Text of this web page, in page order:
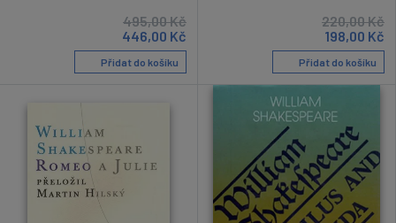
495,00Kč
446,00 Kč
Přidat do košíku
220,00Kč
198,00 Kč
Přidat do košíku